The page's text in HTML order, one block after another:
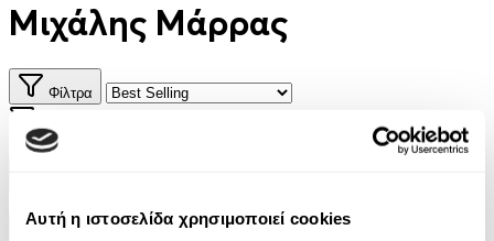
Αυτή η ιστοσελίδα χρησιμοποιεί cookies
Μιχάλης Μάρρας
Φίλτρα
Φίλτρα